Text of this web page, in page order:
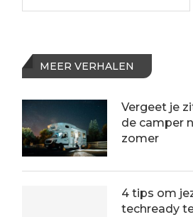
MEER VERHALEN
Vergeet je
de camper
zomer
4 tips om
techready